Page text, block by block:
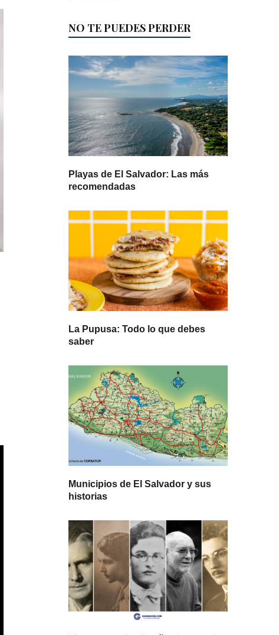
NO TE PUEDES PERDER
Playas de El Salvador: Las más
recomendadas
La Pupusa: Todo lo que debes
saber
Municipios de El Salvador y sus
historias